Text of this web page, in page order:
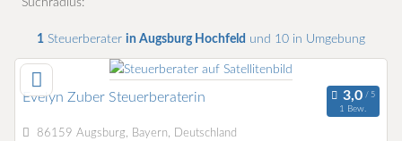
1 Steuerberater in Augsburg Hochfeld und 10 in Umgebung
Evelyn Zuber Steuerberaterin
1 Bew.
86159 Augsburg, Bayern, Deutschland